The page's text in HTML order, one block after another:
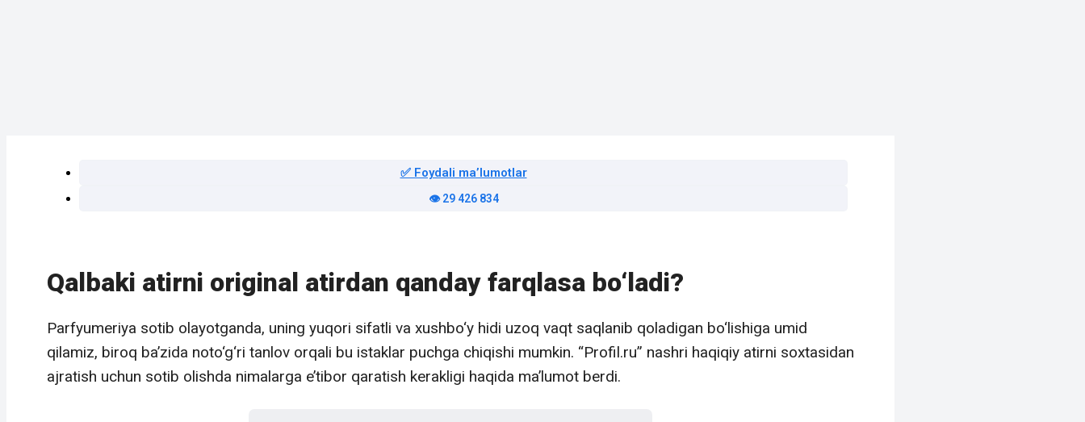
✅ Foydali maʼlumotlar
👁️ 29 426 834
Qalbaki atirni original atirdan qanday farqlasa bo‘ladi?
Parfyumeriya sotib olayotganda, uning yuqori sifatli va xushbo‘y hidi uzoq vaqt saqlanib qoladigan bo‘lishiga umid
qilamiz, biroq ba’zida noto‘g‘ri tanlov orqali bu istaklar puchga chiqishi mumkin. “Profil.ru” nashri haqiqiy atirni soxtasidan
ajratish uchun sotib olishda nimalarga e’tibor qaratish kerakligi haqida ma’lumot berdi.